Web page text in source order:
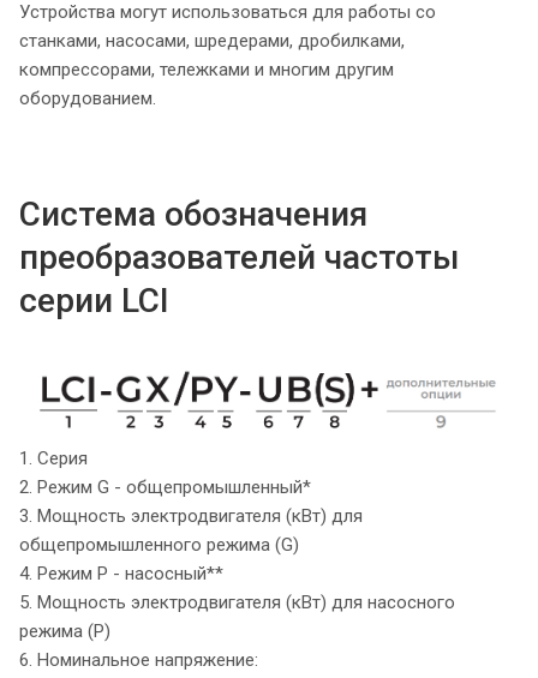
Устройства могут использоваться для работы со
станками, насосами, шредерами, дробилками,
компрессорами, тележками и многим другим
оборудованием.
Система обозначения
преобразователей частоты
серии LCI
1. Серия
2. Режим G - общепромышленный*
3. Мощность электродвигателя (кВт) для
общепромышленного режима (G)
4. Режим P - насосный**
5. Мощность электродвигателя (кВт) для насосного
режима (P)
6. Номинальное напряжение: